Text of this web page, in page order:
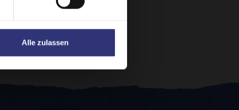
Alle zulassen